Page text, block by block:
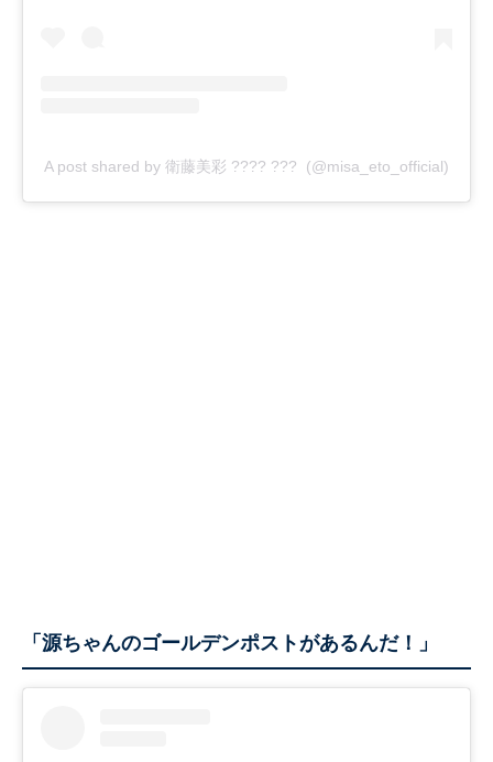
A post shared by 衛藤美彩 ???? ??? (@misa_eto_official)
「源ちゃんのゴールデンポストがあるんだ！」